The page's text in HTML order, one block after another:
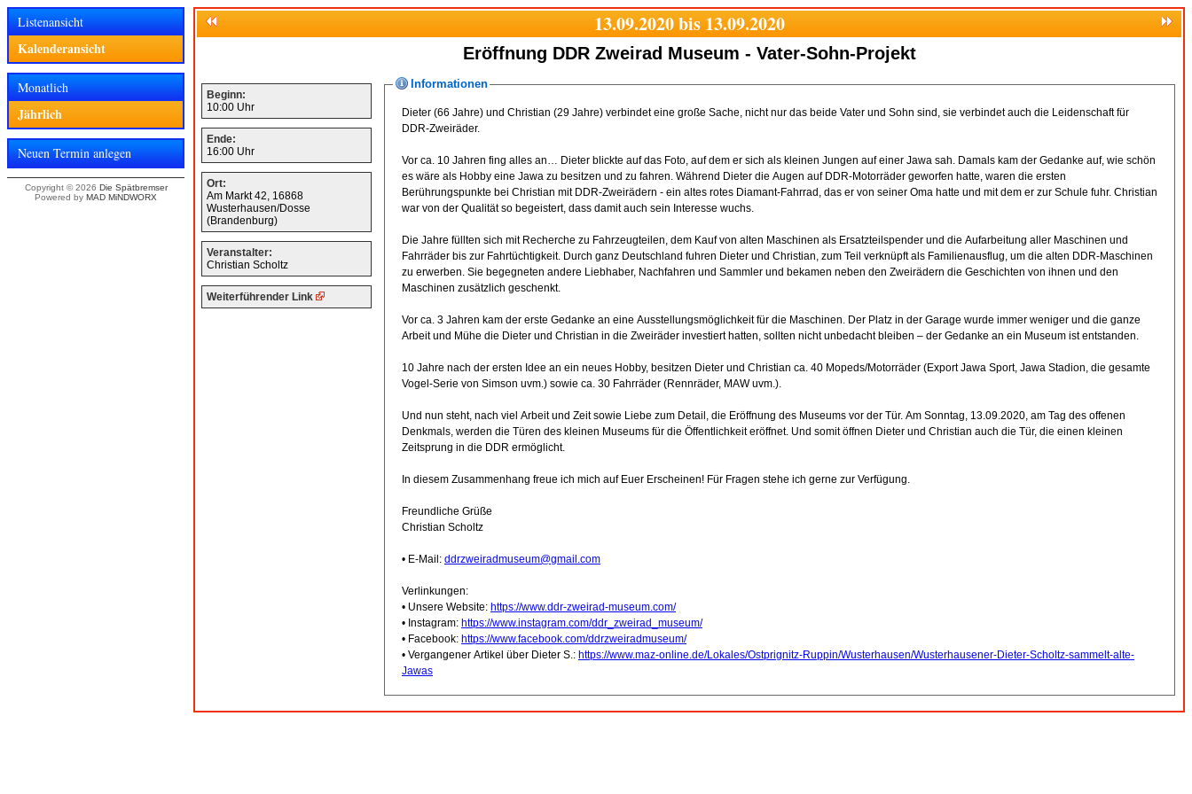
Listenansicht
Kalenderansicht
Monatlich
Jährlich
Neuen Termin anlegen
Copyright © 2026 Die Spätbremser
Powered by MAD MiNDWORX
13.09.2020 bis 13.09.2020
Eröffnung DDR Zweirad Museum - Vater-Sohn-Projekt
Beginn:
10:00 Uhr
Ende:
16:00 Uhr
Ort:
Am Markt 42, 16868
Wusterhausen/Dosse
(Brandenburg)
Veranstalter:
Christian Scholtz
Weiterführender Link
Informationen
Dieter (66 Jahre) und Christian (29 Jahre) verbindet eine große Sache, nicht nur das beide Vater und Sohn sind, sie verbindet auch die Leidenschaft für
DDR-Zweiräder.
Vor ca. 10 Jahren fing alles an… Dieter blickte auf das Foto, auf dem er sich als kleinen Jungen auf einer Jawa sah. Damals kam der Gedanke auf, wie schön
es wäre als Hobby eine Jawa zu besitzen und zu fahren. Während Dieter die Augen auf DDR-Motorräder geworfen hatte, waren die ersten
Berührungspunkte bei Christian mit DDR-Zweirädern - ein altes rotes Diamant-Fahrrad, das er von seiner Oma hatte und mit dem er zur Schule fuhr. Christian
war von der Qualität so begeistert, dass damit auch sein Interesse wuchs.
Die Jahre füllten sich mit Recherche zu Fahrzeugteilen, dem Kauf von alten Maschinen als Ersatzteilspender und die Aufarbeitung aller Maschinen und
Fahrräder bis zur Fahrtüchtigkeit. Durch ganz Deutschland fuhren Dieter und Christian, zum Teil verknüpft als Familienausflug, um die alten DDR-Maschinen
zu erwerben. Sie begegneten andere Liebhaber, Nachfahren und Sammler und bekamen neben den Zweirädern die Geschichten von ihnen und den
Maschinen zusätzlich geschenkt.
Vor ca. 3 Jahren kam der erste Gedanke an eine Ausstellungsmöglichkeit für die Maschinen. Der Platz in der Garage wurde immer weniger und die ganze
Arbeit und Mühe die Dieter und Christian in die Zweiräder investiert hatten, sollten nicht unbedacht bleiben – der Gedanke an ein Museum ist entstanden.
10 Jahre nach der ersten Idee an ein neues Hobby, besitzen Dieter und Christian ca. 40 Mopeds/Motorräder (Export Jawa Sport, Jawa Stadion, die gesamte
Vogel-Serie von Simson uvm.) sowie ca. 30 Fahrräder (Rennräder, MAW uvm.).
Und nun steht, nach viel Arbeit und Zeit sowie Liebe zum Detail, die Eröffnung des Museums vor der Tür. Am Sonntag, 13.09.2020, am Tag des offenen
Denkmals, werden die Türen des kleinen Museums für die Öffentlichkeit eröffnet. Und somit öffnen Dieter und Christian auch die Tür, die einen kleinen
Zeitsprung in die DDR ermöglicht.
In diesem Zusammenhang freue ich mich auf Euer Erscheinen! Für Fragen stehe ich gerne zur Verfügung.
Freundliche Grüße
Christian Scholtz
• E-Mail: ddrzweiradmuseum@gmail.com
Verlinkungen:
• Unsere Website: https://www.ddr-zweirad-museum.com/
• Instagram: https://www.instagram.com/ddr_zweirad_museum/
• Facebook: https://www.facebook.com/ddrzweiradmuseum/
• Vergangener Artikel über Dieter S.: https://www.maz-online.de/Lokales/Ostprignitz-Ruppin/Wusterhausen/Wusterhausener-Dieter-Scholtz-sammelt-alte-
Jawas